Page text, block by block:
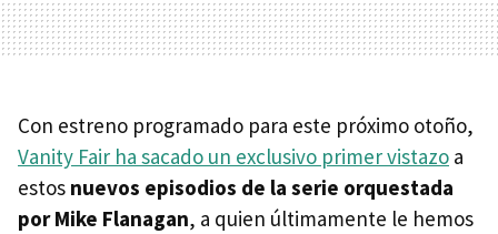
Con estreno programado para este próximo otoño,
Vanity Fair ha sacado un exclusivo primer vistazo a
estos nuevos episodios de la serie orquestada
por Mike Flanagan, a quien últimamente le hemos